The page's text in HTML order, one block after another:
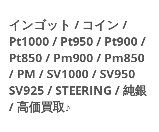
インゴット / コイン /
Pt1000 / Pt950 / Pt900 /
Pt850 / Pm900 / Pm850
/ PM / SV1000 / SV950
SV925 / STEERING / 純銀
/ 高価買取♪